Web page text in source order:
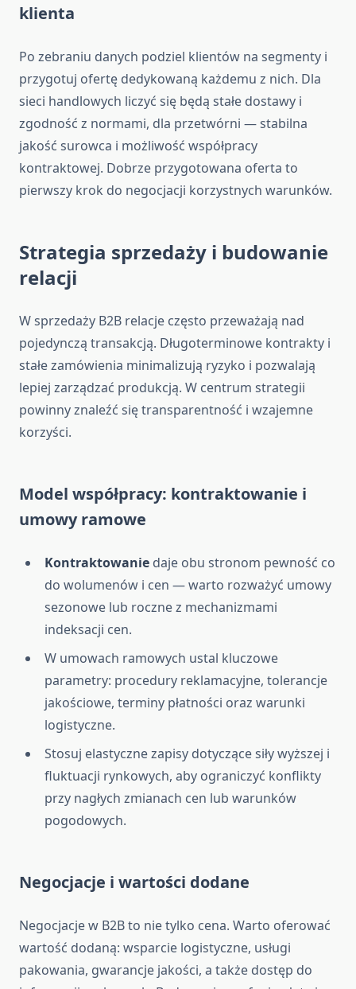
klienta
Po zebraniu danych podziel klientów na segmenty i
przygotuj ofertę dedykowaną każdemu z nich. Dla
sieci handlowych liczyć się będą stałe dostawy i
zgodność z normami, dla przetwórni — stabilna
jakość surowca i możliwość współpracy
kontraktowej. Dobrze przygotowana oferta to
pierwszy krok do negocjacji korzystnych warunków.
Strategia sprzedaży i budowanie
relacji
W sprzedaży B2B relacje często przeważają nad
pojedynczą transakcją. Długoterminowe kontrakty i
stałe zamówienia minimalizują ryzyko i pozwalają
lepiej zarządzać produkcją. W centrum strategii
powinny znaleźć się transparentność i wzajemne
korzyści.
Model współpracy: kontraktowanie i
umowy ramowe
Kontraktowanie daje obu stronom pewność co
do wolumenów i cen — warto rozważyć umowy
sezonowe lub roczne z mechanizmami
indeksacji cen.
W umowach ramowych ustal kluczowe
parametry: procedury reklamacyjne, tolerancje
jakościowe, terminy płatności oraz warunki
logistyczne.
Stosuj elastyczne zapisy dotyczące siły wyższej i
fluktuacji rynkowych, aby ograniczyć konflikty
przy nagłych zmianach cen lub warunków
pogodowych.
Negocjacje i wartości dodane
Negocjacje w B2B to nie tylko cena. Warto oferować
wartość dodaną: wsparcie logistyczne, usługi
pakowania, gwarancje jakości, a także dostęp do